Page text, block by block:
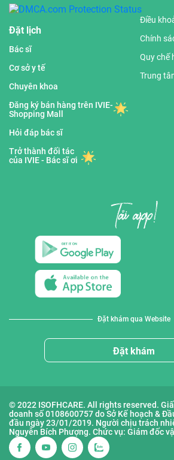
Đặt lịch
Bác sĩ
Cơ sở y tế
Chuyên khoa
Đăng ký bán hàng trên IVIE-
Shopping Mall
Hỏi đáp bác sĩ
Trở thành đối tác
của IVIE - Bác sĩ ơi
Điều
Chính
Quy chế
Trung
Đặt khám qua Website
Đặt khám
© 2022 ISOFHCARE. All rights reserved.
doanh số 0108600757 do Sở Kế hoạch &
đầu ngày 23/01/2019. Người chịu trách
Nguyễn Bích Phượng. Chức vụ: Giám đốc